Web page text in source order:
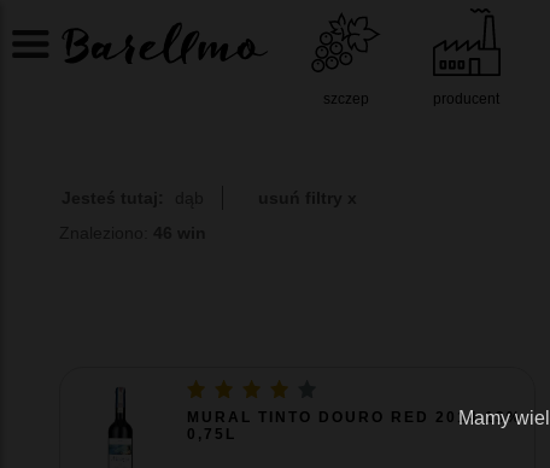
producent
szczep
MURAL TINTO DOURO RED 2014 13%
0,75L
Mamy